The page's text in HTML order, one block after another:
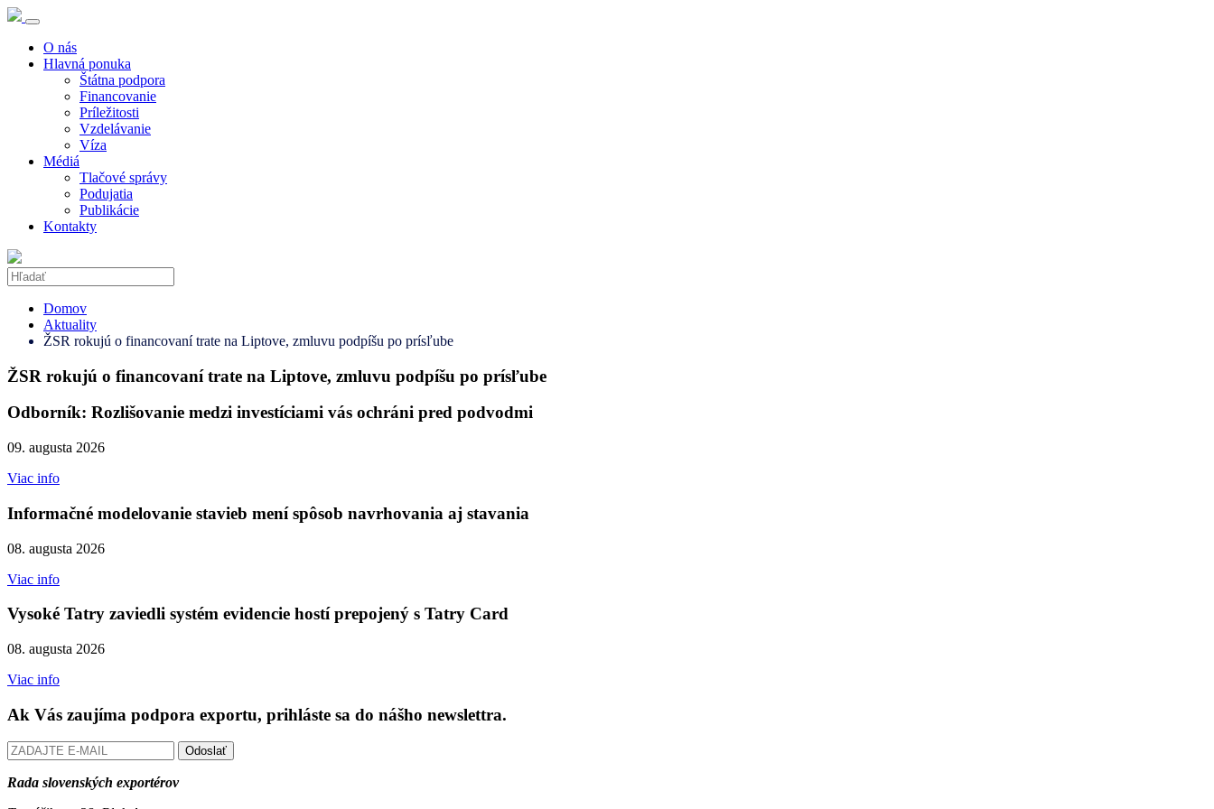
O nás
Hlavná ponuka
Štátna podpora
Financovanie
Príležitosti
Vzdelávanie
Víza
Médiá
Tlačové správy
Podujatia
Publikácie
Kontakty
Domov
Aktuality
ŽSR rokujú o financovaní trate na Liptove, zmluvu podpíšu po prísľube
ŽSR rokujú o financovaní trate na Liptove, zmluvu podpíšu po prísľube
Odborník: Rozlišovanie medzi investíciami vás ochráni pred podvodmi
09. augusta 2026
Viac info
Informačné modelovanie stavieb mení spôsob navrhovania aj stavania
08. augusta 2026
Viac info
Vysoké Tatry zaviedli systém evidencie hostí prepojený s Tatry Card
08. augusta 2026
Viac info
Ak Vás zaujíma podpora exportu, prihláste sa do nášho newslettra.
Odoslať
Rada slovenských exportérov